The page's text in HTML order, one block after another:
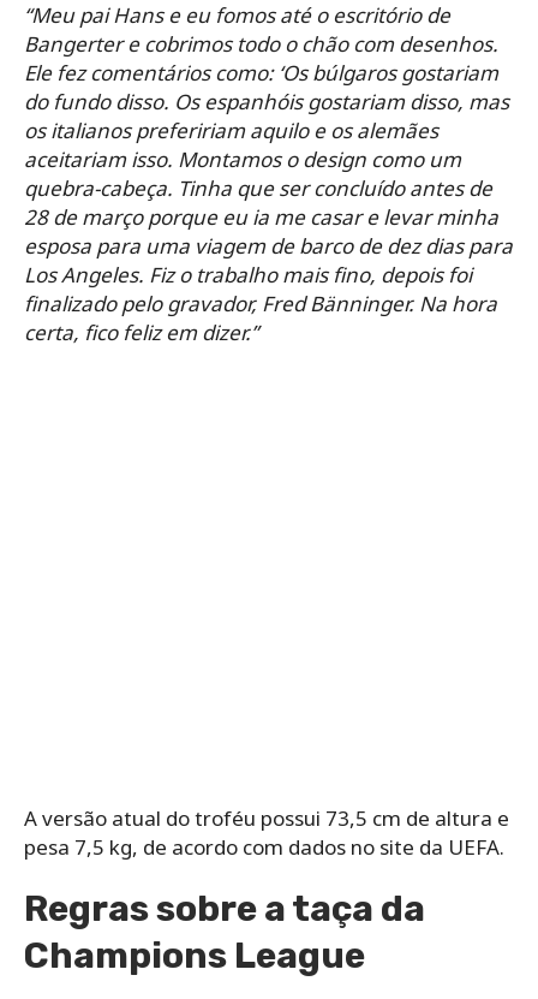
“Meu pai Hans e eu fomos até o escritório de
Bangerter e cobrimos todo o chão com desenhos.
Ele fez comentários como: ‘Os búlgaros gostariam
do fundo disso. Os espanhóis gostariam disso, mas
os italianos prefeririam aquilo e os alemães
aceitariam isso. Montamos o design como um
quebra-cabeça. Tinha que ser concluído antes de
28 de março porque eu ia me casar e levar minha
esposa para uma viagem de barco de dez dias para
Los Angeles. Fiz o trabalho mais fino, depois foi
finalizado pelo gravador, Fred Bänninger. Na hora
certa, fico feliz em dizer.”
A versão atual do troféu possui 73,5 cm de altura e
pesa 7,5 kg, de acordo com dados no site da UEFA.
Regras sobre a taça da
Champions League